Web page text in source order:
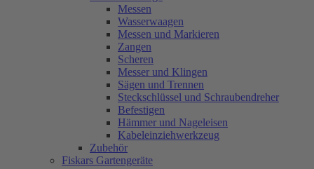
Messen
Wasserwaagen
Messen und Markieren
Zangen
Scheren
Messer und Klingen
Sägen und Trennen
Steckschlüssel und Schraubendreher
Befestigen
Hämmer und Nageleisen
Kabeleinziehwerkzeug
Zubehör
Fiskars Gartengeräte